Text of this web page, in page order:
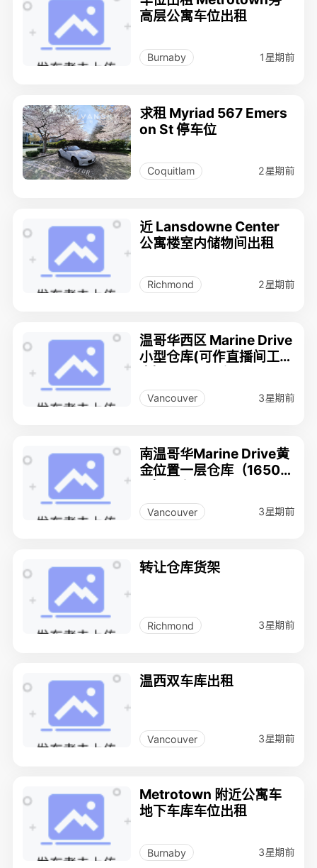
高层公寓车位出租
Burnaby 1星期前
求租 Myriad 567 Emers
on St 停车位
Coquitlam 2星期前
近 Lansdowne Center
公寓楼室内储物间出租
Richmond 2星期前
温哥华西区 Marine Drive
小型仓库(可作直播间工作
Vancouver 3星期前
南温哥华Marine Drive黄
金位置一层仓库（1650
Vancouver 3星期前
转让仓库货架
Richmond 3星期前
温西双车库出租
Vancouver 3星期前
Metrotown 附近公寓车
地下车库车位出租
Burnaby 3星期前